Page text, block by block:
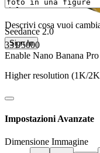
Seedance 2.0
Sign In
Descrivi cosa vuoi
331/5000
Enable Nano Banana
Higher resolution (1K/
Impostazioni Avanzate
Dimensione Immagine